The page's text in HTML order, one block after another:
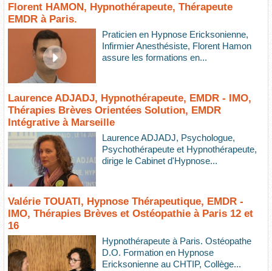
Florent HAMON, Hypnothérapeute, Thérapeute
EMDR à Paris.
Praticien en Hypnose Ericksonienne,
Infirmier Anesthésiste, Florent Hamon
assure les formations en...
Laurence ADJADJ, Hypnothérapeute, EMDR - IMO,
Thérapies Brèves Orientées Solution, EMDR
Intégrative à Marseille
Laurence ADJADJ, Psychologue,
Psychothérapeute et Hypnothérapeute,
dirige le Cabinet d'Hypnose...
Valérie TOUATI, Hypnose Thérapeutique, EMDR -
IMO, Thérapies Brèves et Ostéopathie à Paris 12 et
16
Hypnothérapeute à Paris. Ostéopathe
D.O. Formation en Hypnose
Ericksonienne au CHTIP, Collège...